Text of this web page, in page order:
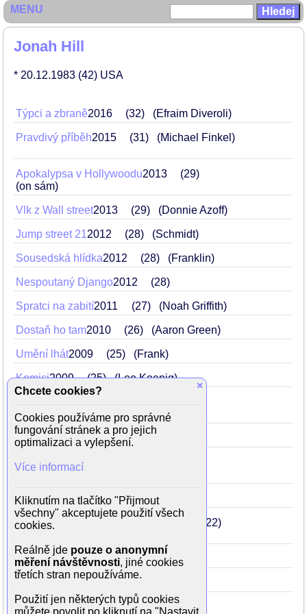
Jonah Hill
* 20.12.1983 (42) USA
Týpci a zbraně2016 32 (Efraim Diveroli)
Pravdivý příběh2015 31 (Michael Finkel)
Apokalypsa v Hollywoodu2013
29
(on sám)
Vlk z Wall street2013 29 (Donnie Azoff)
Jump street 212012 28 (Schmidt)
Sousedská hlídka2012 28 (Franklin)
Nespoutaný Django2012 28
Spratci na zabití2011 27 (Noah Griffith)
Dostaň ho tam2010 26 (Aaron Green)
Umění lhát2009 25 (Frank)
Komici2009 25 (Leo Koenig)
(Smithsonian hlídač)
Kopačky2008 24 (číšník Matthew)
Božský Evan2007
(Eugene Tenanbaum)
Bezva vejška2006 22 (Sherman)
Klik: Život na dálkové ovládání
22
Zbouchnutá2006 22 (Jonah)
2005
MENU
×
Chcete cookies?
Cookies používáme pro správné
fungování stránek a pro jejich
optimalizaci a vylepšení.
Více informací
Kliknutím na tlačítko "Přijmout
všechny" akceptujete použití všech
cookies.
Reálně jde pouze o anonymní
měření návštěvnosti, jiné cookies
třetích stran nepoužíváme.
Použití jen některých typů cookies
můžete povolit po kliknutí na "Nastavit